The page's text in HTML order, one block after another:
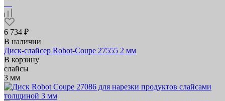
6 734 ₽
В наличии
Диск-слайсер Robot-Coupe 27555 2 мм
В корзину
слайсы
3 мм